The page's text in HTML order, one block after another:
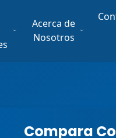
Acerca de
Nosotros
Compara